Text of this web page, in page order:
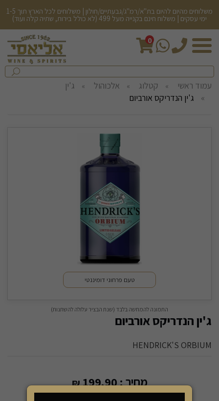
משלוחים מהיום להיום בת"א/רמ"ג/גבעתיים/חולון | משלוחים לכל הארץ תוך 1-5
ימי עסקים | משלוח חינם בקנייה מעל 499 (לא כולל בירות, שתיה קלה ועוד)
0
חיפש
בחנות...
עמוד ראשי קטלוג אלכוהול
ג'ין
ג'ין הנדריקס אורביום
טעם פרחוני דומיננטי
התמונה להמחשה בלבד (שנת הבציר עלולה להשתנות)
ג'ין הנדריקס אורביום
HENDRICK'S ORBIUM
מחיר :199.90
₪
28.56 שקל ל 100 מ"ל